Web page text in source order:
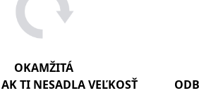
OKAMŽITÁ
TI NESADLA VEĽKOSŤ